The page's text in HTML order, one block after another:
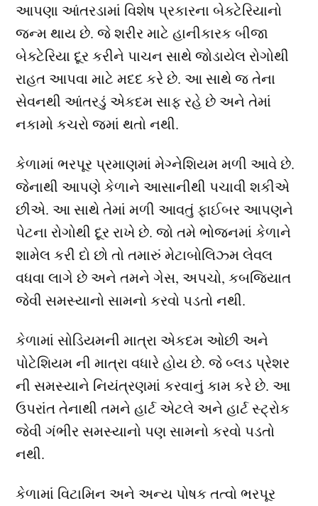
આપણા આંતરડામાં વિશેષ પ્રકારના બેક્ટેરિયાનો
જન્મ થાય છે. જે શરીર માટે હાનીકારક બીજા
બેક્ટેરિયા દૂર કરીને પાચન સાથે જોડાયેલ રોગોથી
રાહત આપવા માટે મદદ કરે છે. આ સાથે જ તેના
સેવનથી આંતરડું એકદમ સાફ રહે છે અને તેમાં
નકામો કચરો જમાં થતો નથી.
કેળામાં ભરપૂર પ્રમાણમાં મેગ્નેશિયમ મળી આવે છે.
જેનાથી આપણે કેળાને આસાનીથી પચાવી શકીએ
છીએ. આ સાથે તેમાં મળી આવતું ફાઈબર આપણને
પેટના રોગોથી દૂર રાખે છે. જો તમે ભોજનમાં કેળાને
શામેલ કરી દો છો તો તમારું મેટાબોલિઝ્મ લેવલ
વધવા લાગે છે અને તમને ગેસ, અપચો, કબજિયાત
જેવી સમસ્યાનો સામનો કરવો પડતો નથી.
કેળામાં સોડિયમની માત્રા એકદમ ઓછી અને
પોટેશિયમ ની માત્રા વધારે હોય છે. જે બ્લડ પ્રેશર
ની સમસ્યાને નિયંત્રણમાં કરવાનું કામ કરે છે. આ
ઉપરાંત તેનાથી તમને હાર્ટ એટલે અને હાર્ટ સ્ટ્રોક
જેવી ગંભીર સમસ્યાનો પણ સામનો કરવો પડતો
નથી.
કેળામાં વિટામિન અને અન્ય પોષક તત્વો ભરપૂર